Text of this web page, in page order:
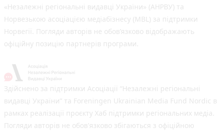
«Незалежні регіональні видавці України» (АНРВУ) та
Норвезькою асоціацією медіабізнесу (MBL) за підтримки
Норвегії. Погляди авторів не обов’язково відображають
офіційну позицію партнерів програми.
Здійснено за підтримки Асоціації “Незалежні регіональні
видавці України” та Foreningen Ukrainian Media Fund Nordic в
рамках реалізації проєкту Хаб підтримки регіональних медіа.
Погляди авторів не обов'язково збігаються з офіційною